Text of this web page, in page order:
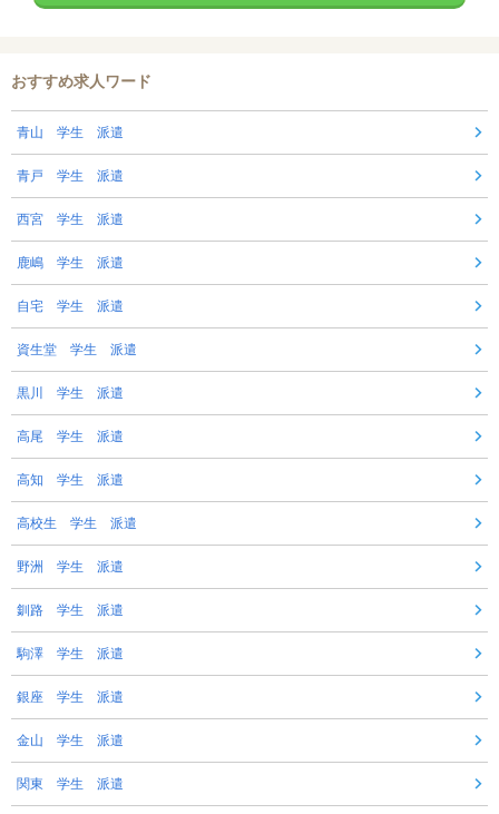
おすすめ求人ワード
青山 学生 派遣
青戸 学生 派遣
西宮 学生 派遣
鹿嶋 学生 派遣
自宅 学生 派遣
資生堂 学生 派遣
黒川 学生 派遣
高尾 学生 派遣
高知 学生 派遣
高校生 学生 派遣
野洲 学生 派遣
釧路 学生 派遣
駒澤 学生 派遣
銀座 学生 派遣
金山 学生 派遣
関東 学生 派遣